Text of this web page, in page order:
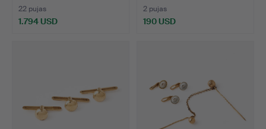
22 pujas
1.794 USD
2 pujas
190 USD